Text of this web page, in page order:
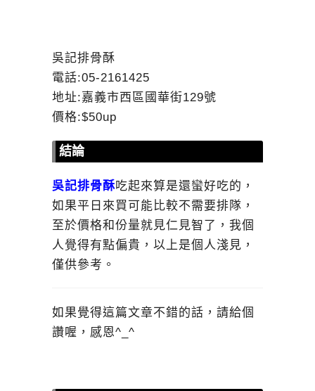
吳記排骨酥
電話:05-2161425
地址:嘉義市西區國華街129號
價格:$50up
結論
吳記排骨酥吃起來算是還蠻好吃的，
如果平日來買可能比較不需要排隊，
至於價格和份量就見仁見智了，我個
人覺得有點偏貴，以上是個人淺見，
僅供參考。
如果覺得這篇文章不錯的話，請給個
讚喔，感恩^_^